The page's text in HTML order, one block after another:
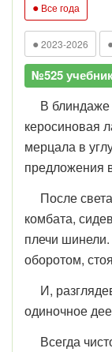
● Все года
● 2023-2026 ●
№525
В блиндаже
керосиновая
мерцала в
предложения
После
комбата,
плечи
оборотом,
И,
одиночное
Всегда